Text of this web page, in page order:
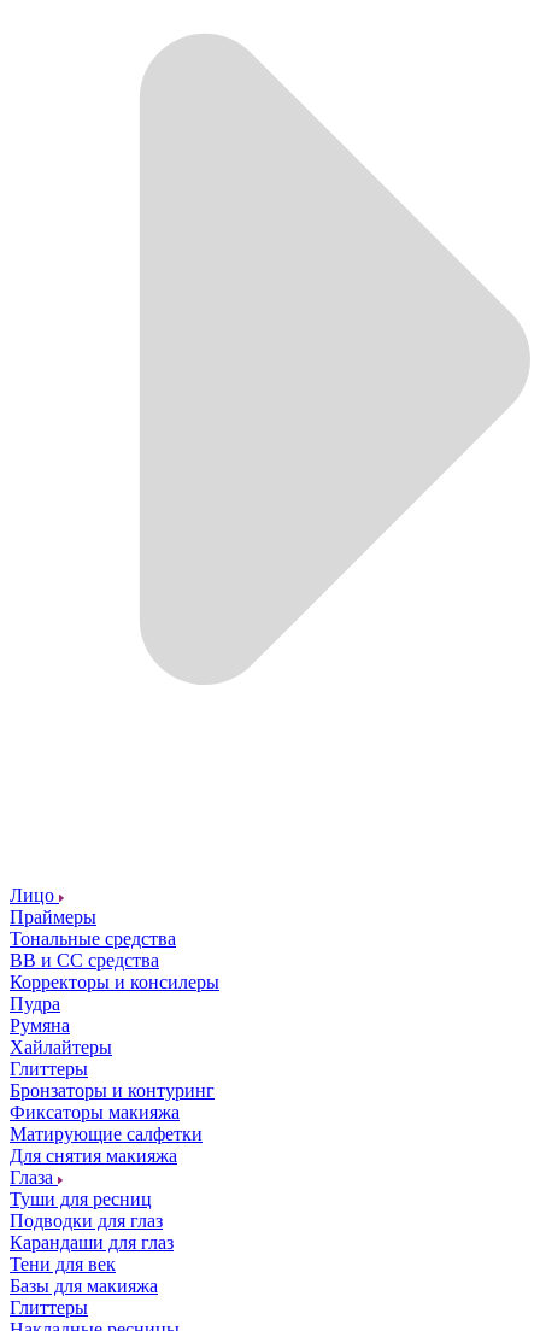
Лицо
Праймеры
Тональные средства
ВВ и СС средства
Корректоры и консилеры
Пудра
Румяна
Хайлайтеры
Глиттеры
Бронзаторы и контуринг
Фиксаторы макияжа
Матирующие салфетки
Для снятия макияжа
Глаза
Туши для ресниц
Подводки для глаз
Карандаши для глаз
Тени для век
Базы для макияжа
Глиттеры